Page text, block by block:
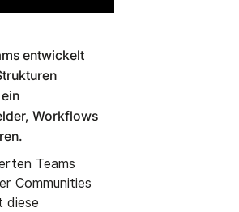
entwickelt
Workflows
Teams
Communities
diese